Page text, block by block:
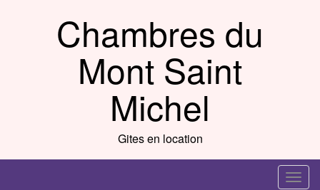
Chambres du
Mont Saint
Michel
Gites en location
T